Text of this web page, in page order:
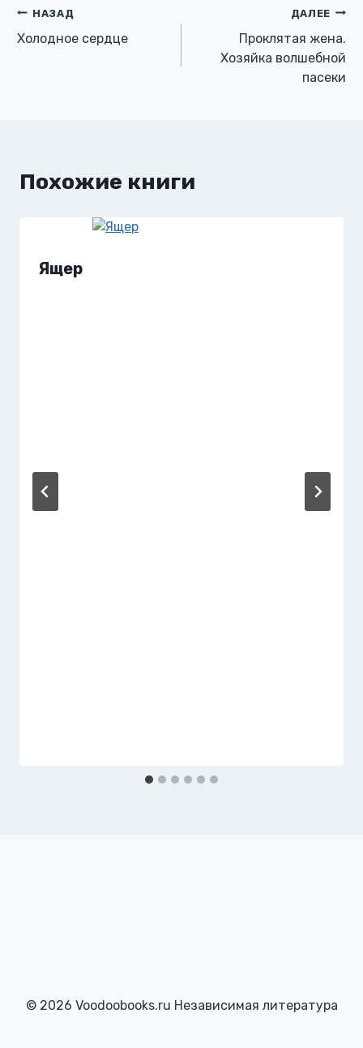
Навигация
по
НАЗАД
Холодное сердце
ДАЛЕЕ
Проклятая жена.
Хозяйка волшебной
пасеки
Похожие книги
Ящер
© 2026 Voodoobooks.ru Независимая литература